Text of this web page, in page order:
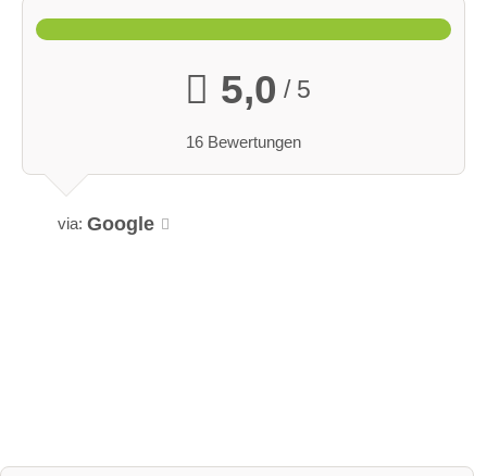
5,0 / 5
16 Bewertungen
via: Google